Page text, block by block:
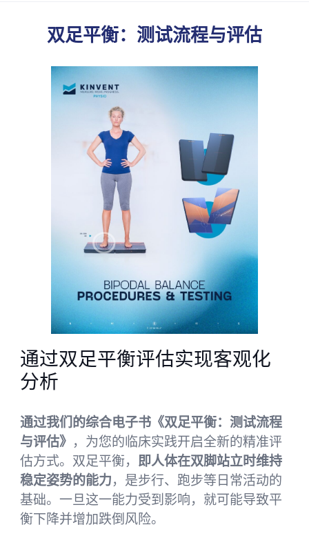
双足平衡：测试流程与评估
通过双足平衡评估实现客观化
分析
通过我们的综合电子书《双足平衡：测试流程
与评估》 ，为您的临床实践开启全新的精准评
估方式。双足平衡， 即人体在双脚站立时维持
稳定姿势的能力，是步行、跑步等日常活动的
基础。一旦这一能力受到影响，就可能导致平
衡下降并增加跌倒风险。